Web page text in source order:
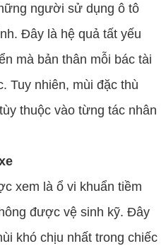
người sử dụng ô tô
Đây là hệ quả tất yếu
mà bản thân mỗi bác tài
Tuy nhiên, mùi đặc thù
thuộc vào từng tác nhân
xem là ổ vi khuẩn tiềm
được vệ sinh kỹ. Đây
khó chịu nhất trong chiếc